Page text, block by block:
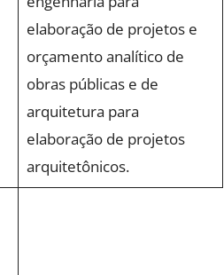
elaboração de projetos e
orçamento analítico de
obras públicas e de
arquitetura para
elaboração de projetos
arquitetônicos.